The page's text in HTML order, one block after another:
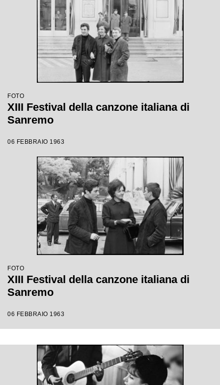
FOTO
XIII Festival della canzone italiana di
Sanremo
06 FEBBRAIO 1963
FOTO
XIII Festival della canzone italiana di
Sanremo
06 FEBBRAIO 1963